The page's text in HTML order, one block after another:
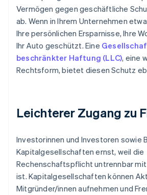
Vermögen gegen geschäftliche
ab. Wenn in Ihrem Unternehmen
Ihre persönlichen Ersparnisse, Ihre
Ihr Auto geschützt. Eine
beschränkter Haftung (LLC), eine
Rechtsform, bietet diesen Schutz
Leichterer Zugang zu
Investorinnen und Investoren sowie
Kapitalgesellschaften ernst, weil die
Rechenschaftspflicht untrennbar
ist. Kapitalgesellschaften können
Mitgründer/innen aufnehmen und